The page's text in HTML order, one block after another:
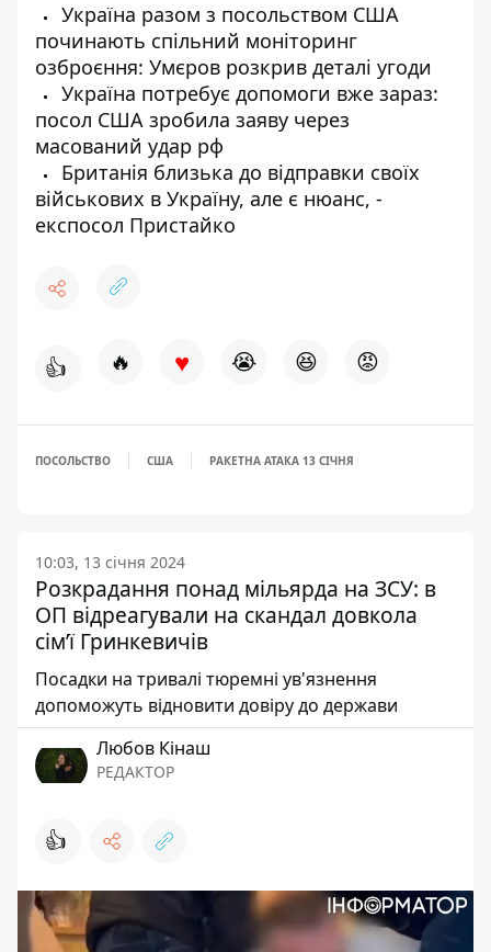
Україна разом з посольством США
починають спільний моніторинг
озброєння: Умєров розкрив деталі угоди
Україна потребує допомоги вже зараз:
посол США зробила заяву через
масований удар рф
Британія близька до відправки своїх
військових в Україну, але є нюанс, -
експосол Пристайко
👍 🔥 ♥ 😭 😆 😡
ПОСОЛЬСТВО США РАКЕТНА АТАКА 13 СІЧНЯ
10:03, 13 січня 2024
Розкрадання понад мільярда на ЗСУ: в
ОП відреагували на скандал довкола
сім’ї Гринкевичів
Посадки на тривалі тюремні ув'язнення
допоможуть відновити довіру до держави
Любов Кінаш
РЕДАКТОР
👍